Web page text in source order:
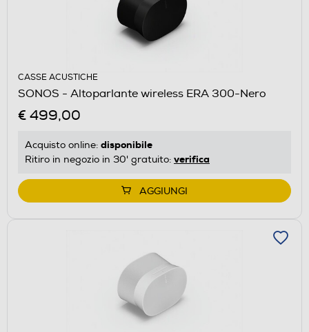
CASSE ACUSTICHE
SONOS - Altoparlante wireless ERA 300-Nero
€ 499,00
Acquisto online: disponibile
Ritiro in negozio in 30' gratuito: verifica
AGGIUNGI